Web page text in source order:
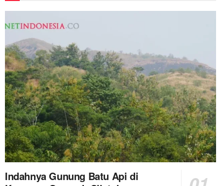
Indahnya Gunung Batu Api di